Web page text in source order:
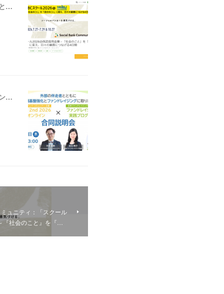
【ニュース】ソーシャルバンク・コミュニティ：「SBCスクール2026＠西武信用金庫－『社会のこと』を『自分のこと』に変え、日々の業務につなげる4日間」の参加者募集を開始しました
【ニュース】ソーシャルバンク・コミュニティ：「WILL 2nd 2026＠オンライン × ファンドレイジング実践プログラム合同説明会」の参加者募集を開始しました
ュニティ：「スクール
社会のこと』を『…